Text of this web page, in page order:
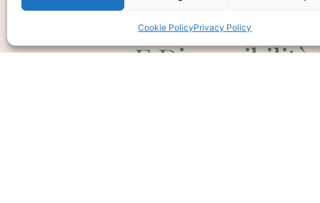
Cookie PolicyPrivacy Policy
Chiedi
E Disponibilità